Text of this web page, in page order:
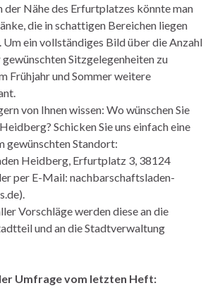
der Nähe des Erfurtplatzes könnte man
die in schattigen Bereichen liegen
ein vollständiges Bild über die Anzahl
Sitzgelegenheiten zu
Frühjahr und Sommer weitere
von Ihnen wissen: Wo wünschen Sie
Schicken Sie uns einfach eine
gewünschten Standort:
Heidberg, Erfurtplatz 3, 38124
per E-Mail: nachbarschaftsladen-
Vorschläge werden diese an die
und an die Stadtverwaltung
Umfrage vom letzten Heft: